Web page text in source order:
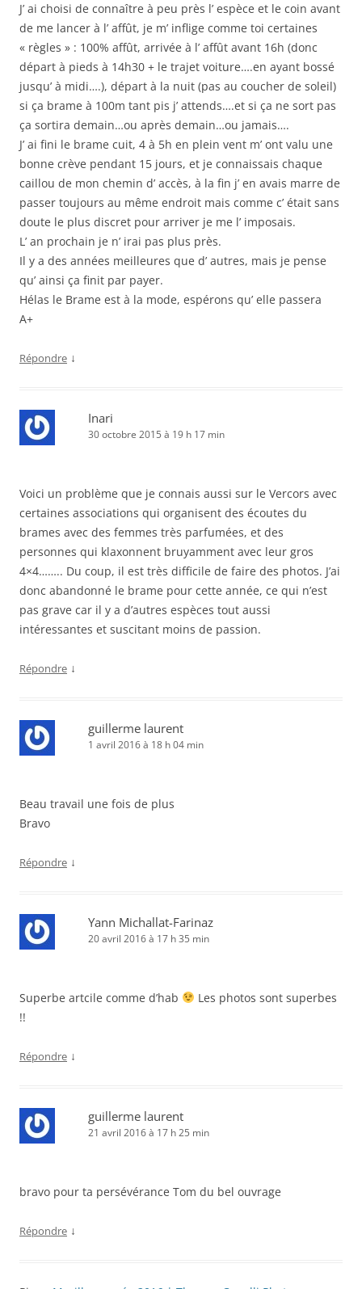
J’ ai choisi de connaître à peu près l’ espèce et le coin avant
de me lancer à l’ affût, je m’ inflige comme toi certaines
« règles » : 100% affût, arrivée à l’ affût avant 16h (donc
départ à pieds à 14h30 + le trajet voiture….en ayant bossé
jusqu’ à midi….), départ à la nuit (pas au coucher de soleil)
si ça brame à 100m tant pis j’ attends….et si ça ne sort pas
ça sortira demain…ou après demain…ou jamais….
J’ ai fini le brame cuit, 4 à 5h en plein vent m’ ont valu une
bonne crève pendant 15 jours, et je connaissais chaque
caillou de mon chemin d’ accès, à la fin j’ en avais marre de
passer toujours au même endroit mais comme c’ était sans
doute le plus discret pour arriver je me l’ imposais.
L’ an prochain je n’ irai pas plus près.
Il y a des années meilleures que d’ autres, mais je pense
qu’ ainsi ça finit par payer.
Hélas le Brame est à la mode, espérons qu’ elle passera
A+
Répondre ↓
Inari
30 octobre 2015 à 19 h 17 min
Voici un problème que je connais aussi sur le Vercors avec
certaines associations qui organisent des écoutes du
brames avec des femmes très parfumées, et des
personnes qui klaxonnent bruyamment avec leur gros
4×4…….. Du coup, il est très difficile de faire des photos. J’ai
donc abandonné le brame pour cette année, ce qui n’est
pas grave car il y a d’autres espèces tout aussi
intéressantes et suscitant moins de passion.
Répondre ↓
guillerme laurent
1 avril 2016 à 18 h 04 min
Beau travail une fois de plus
Bravo
Répondre ↓
Yann Michallat-Farinaz
20 avril 2016 à 17 h 35 min
Superbe artcile comme d’hab
Les photos sont superbes
!!
Répondre ↓
guillerme laurent
21 avril 2016 à 17 h 25 min
bravo pour ta persévérance Tom du bel ouvrage
Répondre ↓